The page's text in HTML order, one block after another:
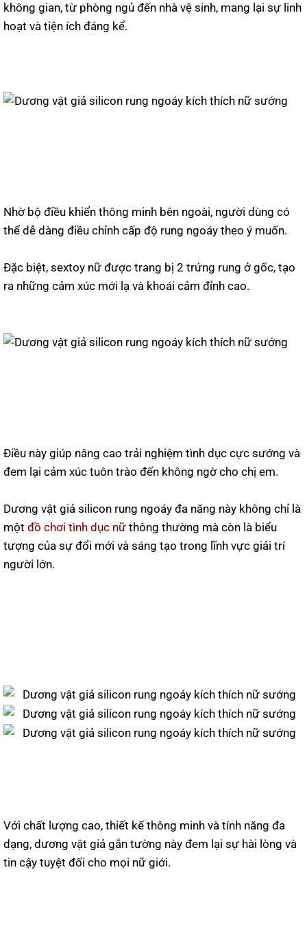
không gian, từ phòng ngủ đến nhà vệ sinh, mang lại sự linh
hoạt và tiện ích đáng kể.
Nhờ bộ điều khiển thông minh bên ngoài, người dùng có
thể dễ dàng điều chỉnh cấp độ rung ngoáy theo ý muốn.
Đặc biệt, sextoy nữ được trang bị 2 trứng rung ở gốc, tạo
ra những cảm xúc mới lạ và khoái cảm đỉnh cao.
Điều này giúp nâng cao trải nghiệm tình dục cực sướng và
đem lại cảm xúc tuôn trào đến không ngờ cho chị em.
Dương vật giả silicon rung ngoáy đa năng này không chỉ là
một đồ chơi tình dục nữ thông thường mà còn là biểu
tượng của sự đổi mới và sáng tạo trong lĩnh vực giải trí
người lớn.
Với chất lượng cao, thiết kế thông minh và tính năng đa
dạng, dương vật giả gắn tường này đem lại sự hài lòng và
tin cậy tuyệt đối cho mọi nữ giới.